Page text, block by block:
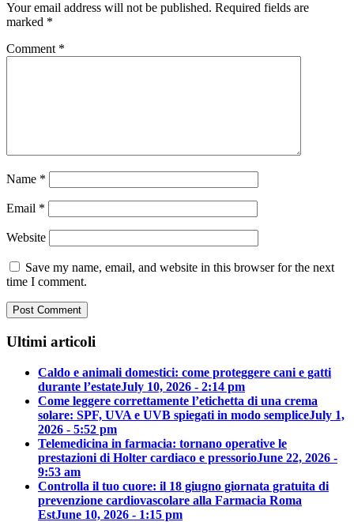
Your email address will not be published. Required fields are
marked *
Comment *
Name *
Email *
Website
Save my name, email, and website in this browser for the next
time I comment.
Ultimi articoli
Caldo e animali domestici: come proteggere cani e gatti
durante l’estateJuly 10, 2026 - 2:14 pm
Come leggere correttamente l’etichetta di una crema
solare: SPF, UVA e UVB spiegati in modo sempliceJuly 1,
2026 - 5:52 pm
Telemedicina in farmacia: tornano operative le
prestazioni di Holter cardiaco e pressorioJune 22, 2026 -
9:53 am
Controlla il tuo cuore: il 18 giugno giornata gratuita di
prevenzione cardiovascolare alla Farmacia Roma
EstJune 10, 2026 - 1:15 pm